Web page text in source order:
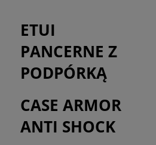
ETUI
PANCERNE Z
PODPÓRKĄ
CASE ARMOR
ANTI SHOCK